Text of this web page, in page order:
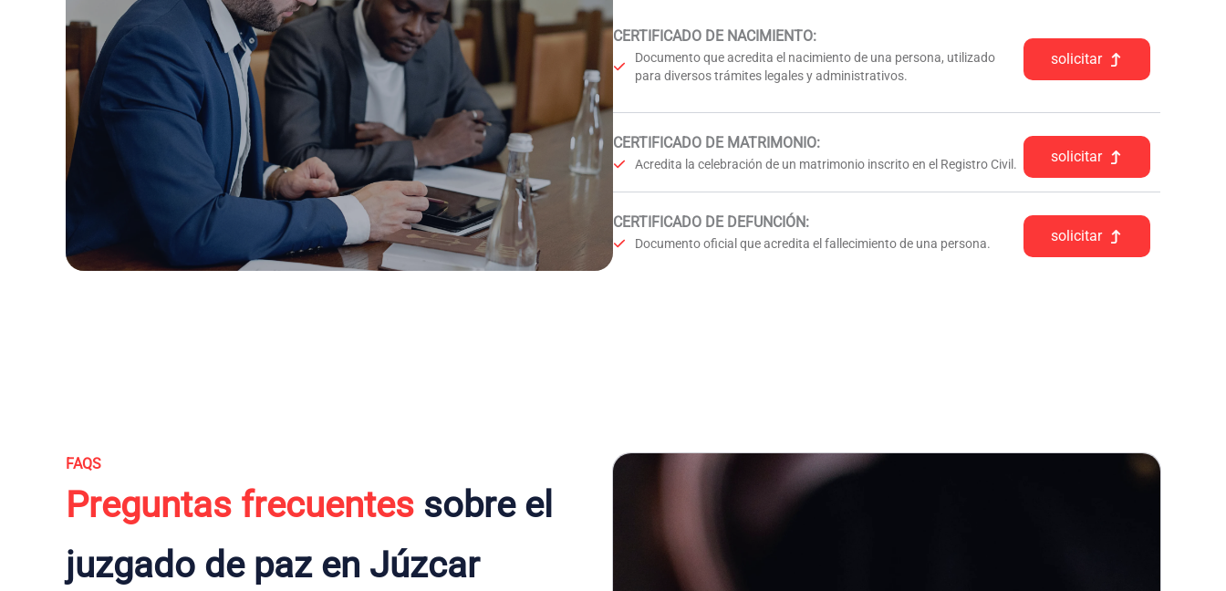
CERTIFICADO DE NACIMIENTO:
Documento que acredita el nacimiento de una persona, utilizado
para diversos trámites legales y administrativos.
solicitar
CERTIFICADO DE MATRIMONIO:
Acredita la celebración de un matrimonio inscrito en el Registro Civil. solicitar
CERTIFICADO DE DEFUNCIÓN:
Documento oficial que acredita el fallecimiento de una persona. solicitar
FAQS
Preguntas frecuentes sobre el
juzgado de paz en Júzcar